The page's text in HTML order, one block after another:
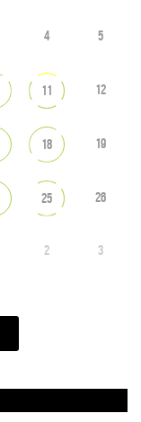
4 5
11 12
18 19
25 26
2 3